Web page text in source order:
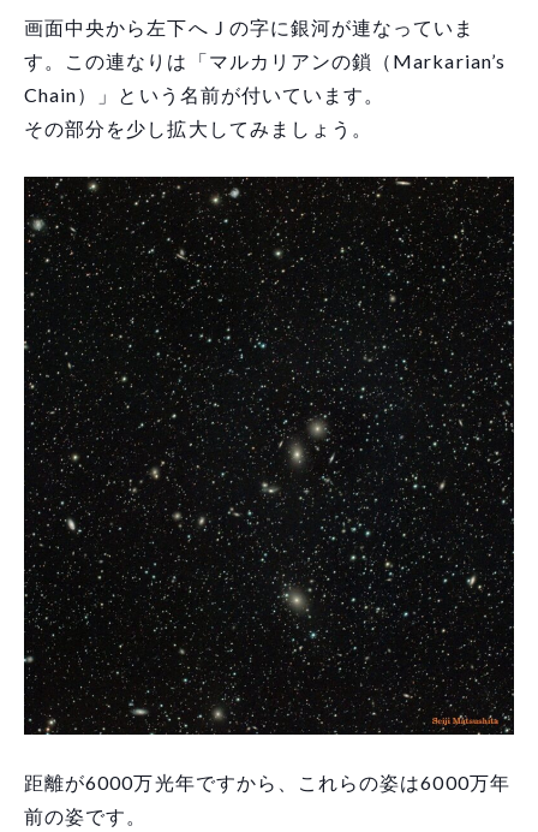
画面中央から左下へＪの字に銀河が連なっていま
す。この連なりは「マルカリアンの鎖（Markarian’s
Chain）」という名前が付いています。
その部分を少し拡大してみましょう。
距離が6000万光年ですから、これらの姿は6000万年
前の姿です。